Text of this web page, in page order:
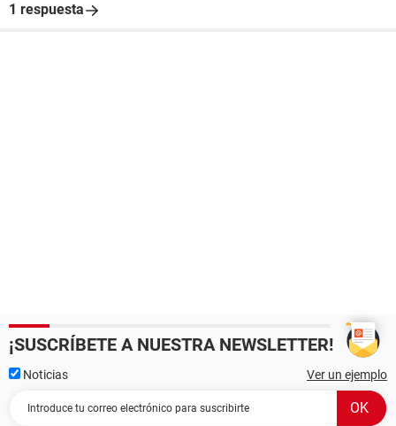
1 respuesta
¡SUSCRÍBETE A NUESTRA NEWSLETTER!
Noticias Ver un ejemplo